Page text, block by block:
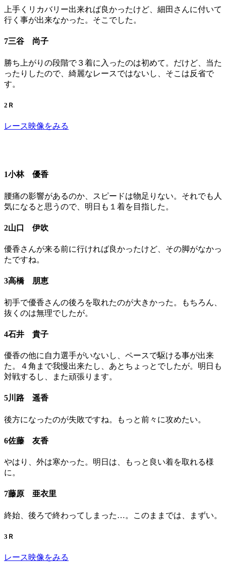
上手くリカバリー出来れば良かったけど、細田さんに付いて
行く事が出来なかった。そこでした。
7三谷 尚子
勝ち上がりの段階で３着に入ったのは初めて。だけど、当た
ったりしたので、綺麗なレースではないし、そこは反省で
す。
2Ｒ
レース映像をみる
1小林 優香
腰痛の影響があるのか、スピードは物足りない。それでも人
気になると思うので、明日も１着を目指した。
2山口 伊吹
優香さんが来る前に行ければ良かったけど、その脚がなかっ
たですね。
3高橋 朋恵
初手で優香さんの後ろを取れたのが大きかった。もちろん、
抜くのは無理でしたが。
4石井 貴子
優香の他に自力選手がいないし、ペースで駆ける事が出来
た。４角まで我慢出来たし、あとちょっとでしたが。明日も
対戦するし、また頑張ります。
5川路 遥香
後方になったのが失敗ですね。もっと前々に攻めたい。
6佐藤 友香
やはり、外は寒かった。明日は、もっと良い着を取れる様
に。
7藤原 亜衣里
終始、後ろで終わってしまった…。このままでは、まずい。
3Ｒ
レース映像をみる